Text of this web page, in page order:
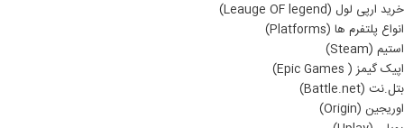
خرید ارپی لول (Leauge OF legend)
انواع پلتفرم ها (Platforms)
استیم (Steam)
اپیک گیمز ( Epic Games)
بتل.نت (Battle.net)
اوریجین (Origin)